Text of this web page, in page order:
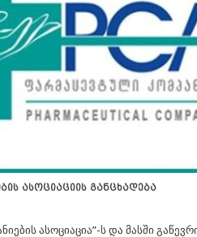
ასოციაციის განცხადება
ასოციაცია”-ს და მასში